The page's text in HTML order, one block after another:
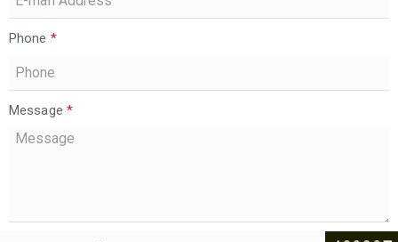
Phone *
Message *